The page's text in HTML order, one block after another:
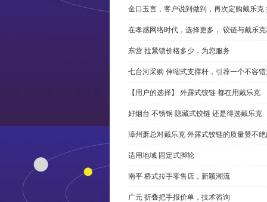
金口玉言，客户说到做到，再次定购戴乐克
在孝感网络时代，选择更多， 铰链与戴乐
东营 拉紧锁价格多少，为您服务
七台河采购 伸缩式支撑杆，引荐一个不容
【用户的选择】 外露式铰链 都在用戴乐克
好烟台 不锈钢 隐藏式铰链 还是得选戴乐克
漳州萧总对戴乐克 外露式铰链的质量赞不
适用地域 固定式脚轮
南平 桥式拉手零售店，新颖潮流
广元 折叠把手报价单，技术咨询